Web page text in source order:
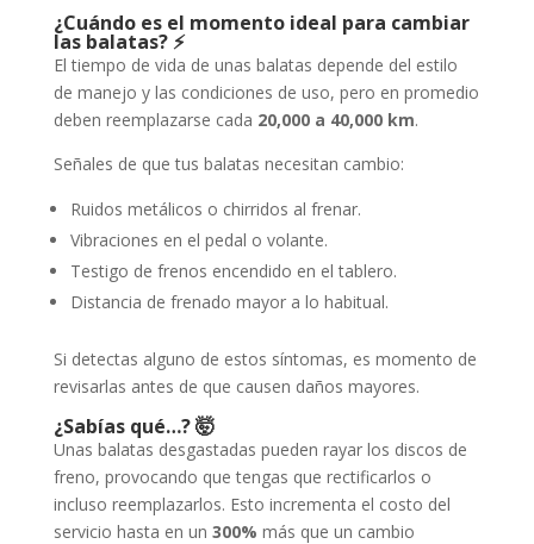
¿Cuándo es el momento ideal para cambiar
las balatas? ⚡
El tiempo de vida de unas balatas depende del estilo
de manejo y las condiciones de uso, pero en promedio
deben reemplazarse cada 20,000 a 40,000 km.
Señales de que tus balatas necesitan cambio:
Ruidos metálicos o chirridos al frenar.
Vibraciones en el pedal o volante.
Testigo de frenos encendido en el tablero.
Distancia de frenado mayor a lo habitual.
Si detectas alguno de estos síntomas, es momento de
revisarlas antes de que causen daños mayores.
¿Sabías qué…? 🤯
Unas balatas desgastadas pueden rayar los discos de
freno, provocando que tengas que rectificarlos o
incluso reemplazarlos. Esto incrementa el costo del
servicio hasta en un 300% más que un cambio